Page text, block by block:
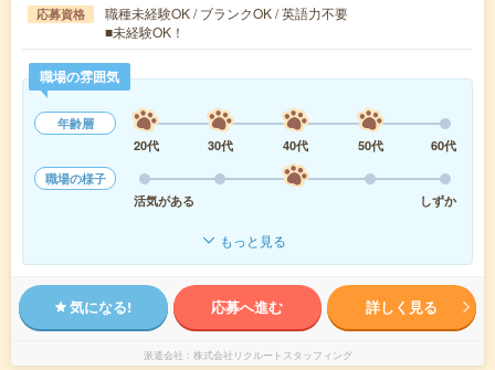
応募資格
職種未経験OK / ブランクOK / 英語力不要
■未経験OK！
職場の雰囲気
年齢層
20代
30代 40代 50代
60代
職場の様子
活気がある
しずか
もっと見る
気になる! 応募へ進む 詳しく見る
派遣会社 株式会社リクルートスタッフィング